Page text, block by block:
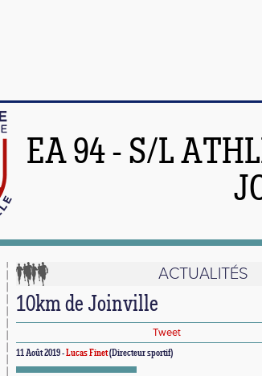
EA 94 - S/L
ACTUALITÉS
10km de Joinville
Tweet
11 Août 2019 -Lucas Finet(Directeur sportif)